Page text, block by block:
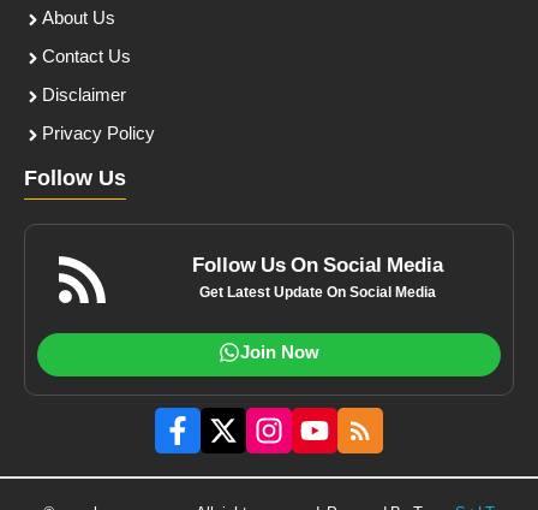
About Us
Contact Us
Disclaimer
Privacy Policy
Follow Us
Follow Us On Social Media
Get Latest Update On Social Media
Join Now